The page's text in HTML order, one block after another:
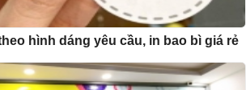
hình dáng yêu cầu, in bao bì giá rẻ